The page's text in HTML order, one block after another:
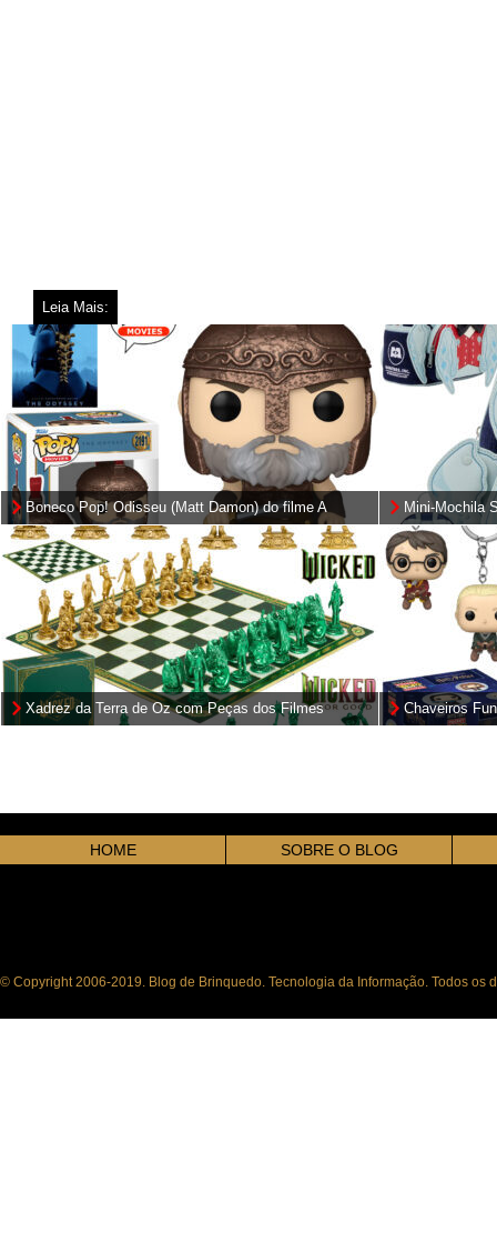
Leia Mais:
Boneco Pop! Odisseu (Matt Damon) do filme A
Odisseia de Christopher Nolan
Mini-Mochila
Monstros
Xadrez da Terra de Oz com Peças dos Filmes
Wicked e Wicked: Para Sempre
Chaveiros
Potter e a
HOME SOBRE O BLOG
© Copyright 2006-2019. Blog de Brinquedo. Tecnologia da Informação. Todos os